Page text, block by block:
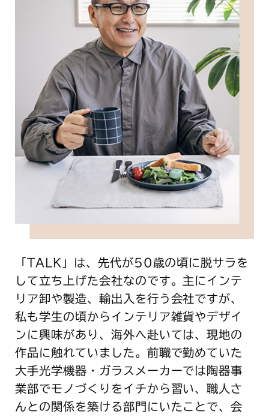
「TALK」は、先代が50歳の頃に脱サラを
して立ち上げた会社なのです。主にインテ
リア卸や製造、輸出入を行う会社ですが、
私も学生の頃からインテリア雑貨やデザイ
ンに興味があり、海外へ赴いては、現地の
作品に触れていました。前職で勤めていた
大手光学機器・ガラスメーカーでは陶器事
業部でモノづくりをイチから習い、職人さ
んとの関係を築ける部門にいたことで、会